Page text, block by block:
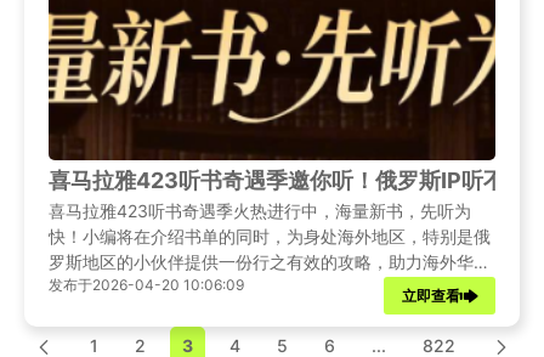
喜马拉雅423听书奇遇季邀你听！俄罗斯IP听不了
喜马拉雅423听书奇遇季火热进行中，海量新书，先听为
快！小编将在介绍书单的同时，为身处海外地区，特别是俄
罗斯地区的小伙伴提供一份行之有效的攻略，助力海外华人
解除版权IP限制，使用喜马拉雅app!
发布于2026-04-20 10:06:09
立即查看
1 2 3 4 5 6 ... 822